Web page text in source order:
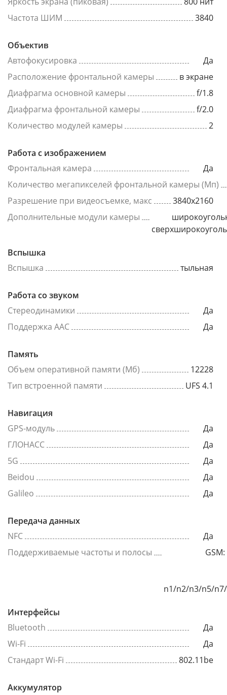
Частота ШИМ
3840
Объектив
Автофокусировка
Да
Расположение фронтальной камеры
в экране
Диафрагма основной камеры
f/1.8
Диафрагма фронтальной камеры
f/2.0
Количество модулей камеры
2
Работа с изображением
Фронтальная камера
Да
Количество мегапикселей фронтальной камеры (Мп)
Разрешение при видеосъемке, макс
3840x2160
Дополнительные модули камеры
Вспышка
Вспышка
тыльная
Работа со звуком
Стереодинамики
Да
Поддержка AAC
Да
Память
Объем оперативной памяти (Мб)
12228
Тип встроенной памяти
UFS 4.1
Навигация
GPS-модуль
Да
ГЛОНАСС
Да
5G
Да
Beidou
Да
Galileo
Да
Передача данных
NFC
Да
Поддерживаемые частоты и полосы
n1/n2/n3/n5/
Интерфейсы
Bluetooth
Да
Wi-Fi
Да
Стандарт Wi-Fi
802.11be
Аккумулятор